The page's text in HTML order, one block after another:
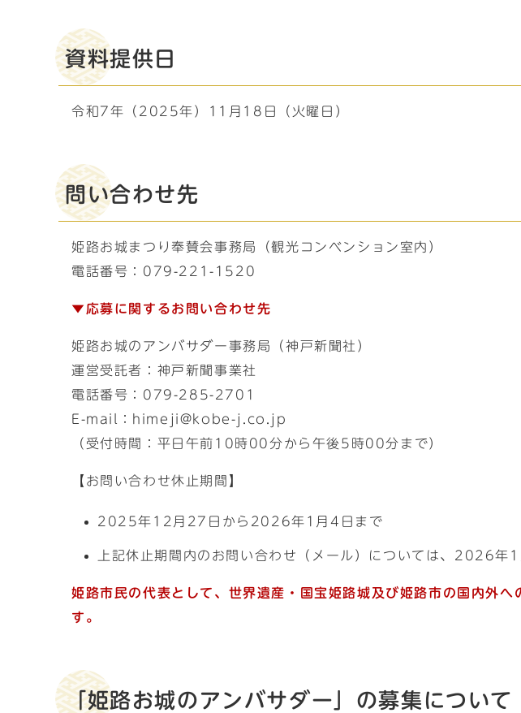
資料提供日
令和7年（2025年）11月18日（火曜日）
問い合わせ先
姫路お城まつり奉賛会事務局（観光コンベンション室内）
電話番号：079-221-1520
▼応募に関するお問い合わせ先
姫路お城のアンバサダー事務局（神戸新聞社）
運営受託者：神戸新聞事業社
電話番号：079-285-2701
E-mail：himeji@kobe-j.co.jp
（受付時間：平日午前10時00分から午後5時00分まで）
【お問い合わせ休止期間】
2025年12月27日から2026年1月4日まで
上記休止期間内のお問い合わせ（メール）については、2026年
姫路市民の代表として、世界遺産・国宝姫路城及び姫路市の国内外
す 。
「姫路お城のアンバサダー」の募集について